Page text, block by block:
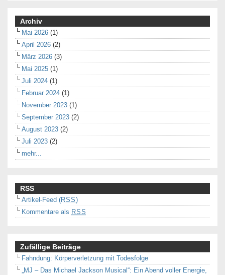
Archiv
Mai 2026 (1)
April 2026 (2)
März 2026 (3)
Mai 2025 (1)
Juli 2024 (1)
Februar 2024 (1)
November 2023 (1)
September 2023 (2)
August 2023 (2)
Juli 2023 (2)
mehr...
RSS
Artikel-Feed (RSS)
Kommentare als RSS
Zufällige Beiträge
Fahndung: Körperverletzung mit Todesfolge
„MJ – Das Michael Jackson Musical“: Ein Abend voller Energie,